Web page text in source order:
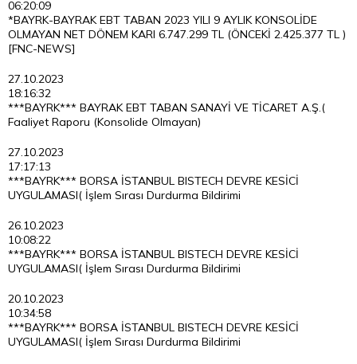
06:20:09
*BAYRK-BAYRAK EBT TABAN 2023 YILI 9 AYLIK KONSOLİDE
OLMAYAN NET DÖNEM KARI 6.747.299 TL (ÖNCEKİ 2.425.377 TL )
[FNC-NEWS]
27.10.2023
18:16:32
***BAYRK*** BAYRAK EBT TABAN SANAYİ VE TİCARET A.Ş.(
Faaliyet Raporu (Konsolide Olmayan)
27.10.2023
17:17:13
***BAYRK*** BORSA İSTANBUL BISTECH DEVRE KESİCİ
UYGULAMASI( İşlem Sırası Durdurma Bildirimi
26.10.2023
10:08:22
***BAYRK*** BORSA İSTANBUL BISTECH DEVRE KESİCİ
UYGULAMASI( İşlem Sırası Durdurma Bildirimi
20.10.2023
10:34:58
***BAYRK*** BORSA İSTANBUL BISTECH DEVRE KESİCİ
UYGULAMASI( İşlem Sırası Durdurma Bildirimi